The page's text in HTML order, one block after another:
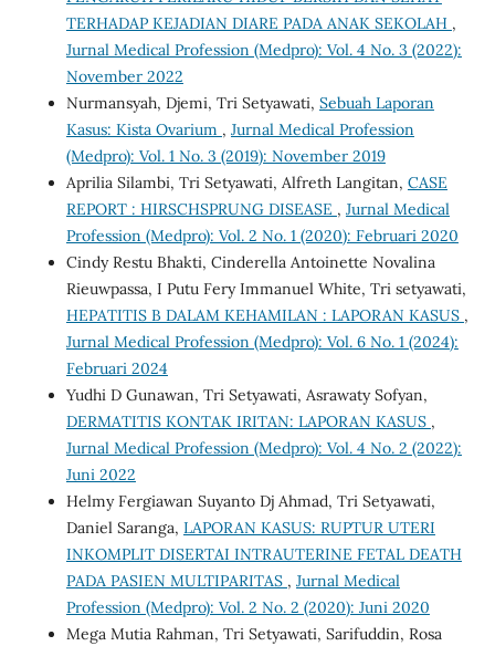
TERHADAP KEJADIAN DIARE PADA ANAK SEKOLAH ,
Jurnal Medical Profession (Medpro): Vol. 4 No. 3 (2022):
November 2022
Nurmansyah, Djemi, Tri Setyawati, Sebuah Laporan
Kasus: Kista Ovarium , Jurnal Medical Profession
(Medpro): Vol. 1 No. 3 (2019): November 2019
Aprilia Silambi, Tri Setyawati, Alfreth Langitan, CASE
REPORT : HIRSCHSPRUNG DISEASE , Jurnal Medical
Profession (Medpro): Vol. 2 No. 1 (2020): Februari 2020
Cindy Restu Bhakti, Cinderella Antoinette Novalina
Rieuwpassa, I Putu Fery Immanuel White, Tri setyawati,
HEPATITIS B DALAM KEHAMILAN : LAPORAN KASUS ,
Jurnal Medical Profession (Medpro): Vol. 6 No. 1 (2024):
Februari 2024
Yudhi D Gunawan, Tri Setyawati, Asrawaty Sofyan,
DERMATITIS KONTAK IRITAN: LAPORAN KASUS ,
Jurnal Medical Profession (Medpro): Vol. 4 No. 2 (2022):
Juni 2022
Helmy Fergiawan Suyanto Dj Ahmad, Tri Setyawati,
Daniel Saranga, LAPORAN KASUS: RUPTUR UTERI
INKOMPLIT DISERTAI INTRAUTERINE FETAL DEATH
PADA PASIEN MULTIPARITAS , Jurnal Medical
Profession (Medpro): Vol. 2 No. 2 (2020): Juni 2020
Mega Mutia Rahman, Tri Setyawati, Sarifuddin, Rosa